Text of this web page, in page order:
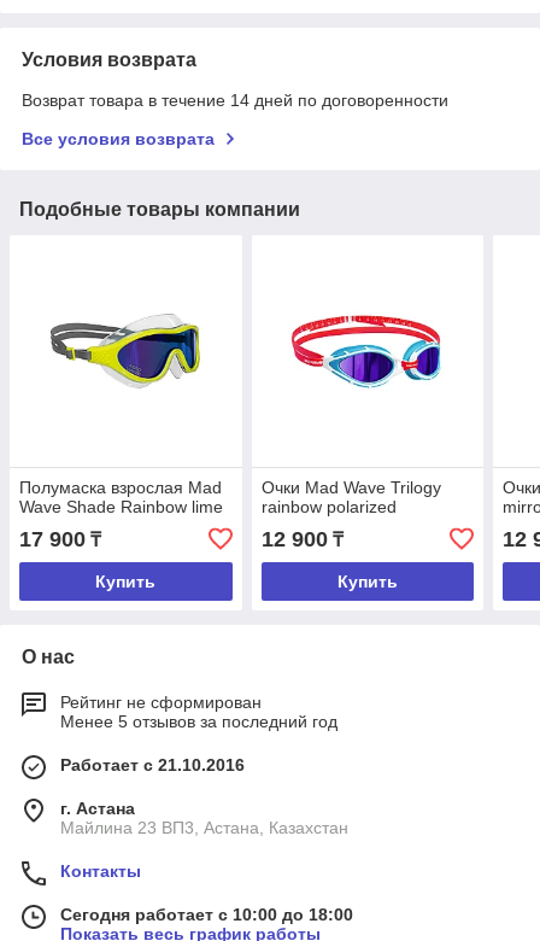
Условия возврата
Возврат товара в течение 14 дней по договоренности
Все условия возврата
Подобные товары компании
Полумаска взрослая Mad
Wave Shade Rainbow lime
17 900 ₸
Купить
Очки Mad Wave Trilogy
rainbow polarized
12 900₸
Купить
12
О нас
Рейтинг не сформирован
Менее 5 отзывов за последний год
Работает с 21.10.2016
г. Астана
Майлина 23 ВП3, Астана, Казахстан
Контакты
Сегодня работает с 10:00 до 18:00
Показать весь график работы